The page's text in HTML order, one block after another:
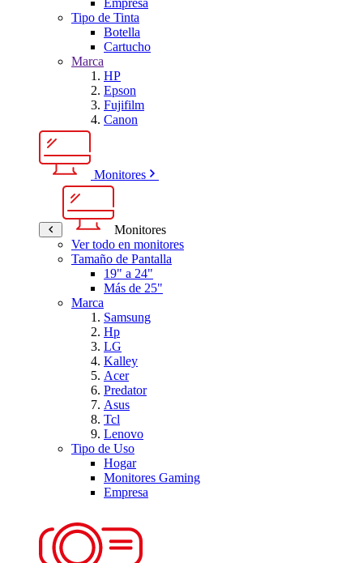
Tipo de Tinta
Botella
Cartucho
Marca
HP
Epson
Fujifilm
Canon
Monitores
Monitores
Ver todo en monitores
Tamaño de Pantalla
19" a 24"
Más de 25"
Marca
Samsung
Hp
LG
Kalley
Acer
Predator
Asus
Tcl
Lenovo
Tipo de Uso
Hogar
Monitores Gaming
Empresa